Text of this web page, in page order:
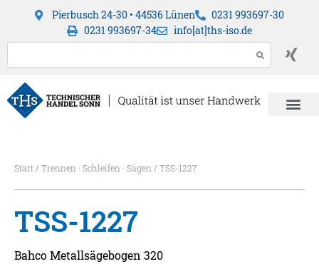
Pierbusch 24-30 • 44536 Lünen
0231 993697-30
0231 993697-34
info[at]ths-iso.de
Start/ Trennen · Schleifen · Sägen / TSS-1227
TSS-1227
Bahco Metallsägebogen 320